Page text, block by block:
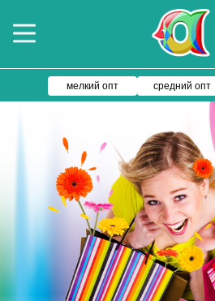
мелкий опт
средний опт